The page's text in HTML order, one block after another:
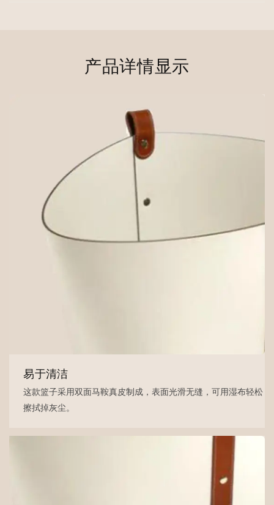
产品详情显示
易于清洁
这款篮子采用双面马鞍真皮制成，表面光滑无缝，可用湿布轻松
擦拭掉灰尘。